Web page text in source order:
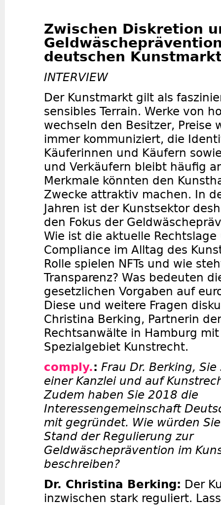
Zwischen Diskretion
deutschen
INTERVIEW
Der Kunstmarkt gilt als
sensibles Terrain. Werke von
wechseln den Besitzer, Preise
immer kommuniziert, die
Käuferinnen und Käufern
und Verkäufern bleibt häufig
Merkmale könnten den
Zwecke attraktiv machen. In
Jahren ist der Kunstsektor
den Fokus der
Wie ist die aktuelle
Compliance im Alltag des
Rolle spielen NFTs und wie
Transparenz? Was bedeuten
gesetzlichen Vorgaben auf
Diese und weitere Fragen
Christina Berking, Partnerin
Rechtsanwälte in Hamburg
Spezialgebiet Kunstrecht.
comply.: Frau Dr. Berking,
einer Kanzlei und auf
Zudem haben Sie 2018 die
Interessengemeinschaft
mit gegründet. Wie würden
Stand der Regulierung zur
Geldwäscheprävention im
beschreiben?
Dr. Christina Berking: Der
inzwischen stark reguliert.